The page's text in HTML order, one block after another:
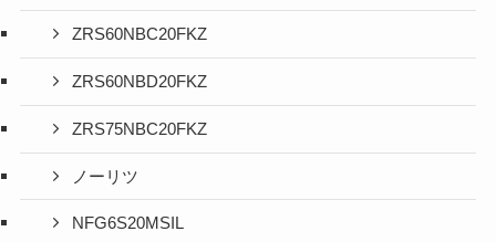
ZRS60NBC20FKZ
ZRS60NBD20FKZ
ZRS75NBC20FKZ
ノーリツ
NFG6S20MSIL